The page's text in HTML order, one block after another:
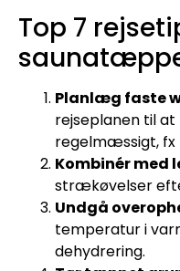
Top 7
Planlæg faste
rejseplanen til
regelmæssigt, fx
Kombinér med
strækøvelser
Undgå
temperatur i
dehydrering.